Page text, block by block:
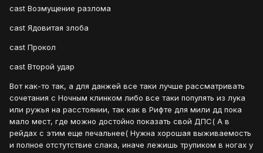
cast Возмущение разлома
cast Ядовитая злоба
cast Прокол
cast Второй удар
Вот как-то так, а для данжей все таки лучше рассматривать
сочетания с Ночным клинком либо все таки популять из лука
или ружья на расстоянии, так как в Рифте для мили дд пока
мало мест, где можно достойно показать свой ДПС( А в
рейдах с этим еще печальнее( Нужна хорошая выживаемость
и полное отстутствие слака, иначе лежишь трупиком в ногах у